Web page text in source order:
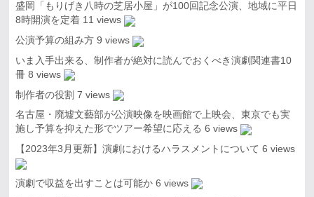
盛岡「もりげき八時の芝居小屋」が100回記念公演、地域に平日
8時開演を定着 11 views
公演予算の組み方 9 views
いま入手出来る、制作者が絶対に読んでおくべき演劇関連書10
冊 8 views
制作者の役割 7 views
名古屋・廃墟文藝部が公演映像を映画館で上映会、東京でも実
施し予算を抑えた形でツアー希望に応える 6 views
【2023年3月更新】演劇におけるハラスメントについて 6 views
演劇で収益を出すことは可能か 6 views